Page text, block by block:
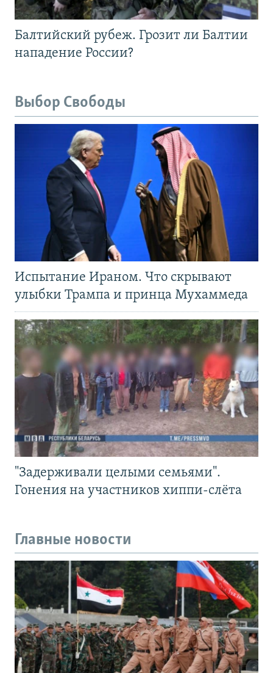
Балтийский рубеж. Грозит ли Балтии
нападение России?
Выбор Свободы
Испытание Ираном. Что скрывают
улыбки Трампа и принца Мухаммеда
"Задерживали целыми семьями".
Гонения на участников хиппи-слёта
Главные новости